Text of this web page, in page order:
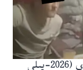
ئەركىن ئاسىيا رادىيوسى ئۇيغۇرچە خەۋەرلىرى (2026-يىلى